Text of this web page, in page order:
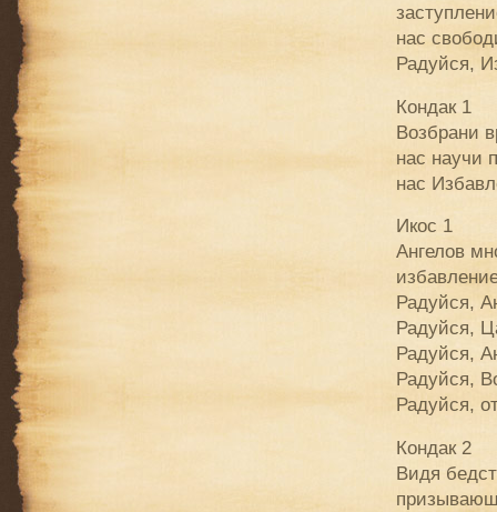
нас
Радуйся,
Кондак 1
Возбрани
нас научи
нас
Икос 1
Ангелов
Радуйся,
Радуйся,
Радуйся,
Радуйся,
Радуйся,
Кондак 2
Видя